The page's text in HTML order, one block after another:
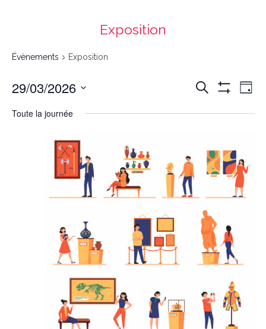
Exposition
Évènements Exposition
navigation
deRecherche
Filtres
de
Évènement
Day
29/03/2026
Toute la journée